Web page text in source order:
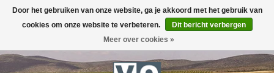
Toggle
navigation
Door het gebruiken van onze website, ga je akkoord met het gebruik van
cookies om onze website te verbeteren.
Dit bericht verbergen
Meer over cookies »